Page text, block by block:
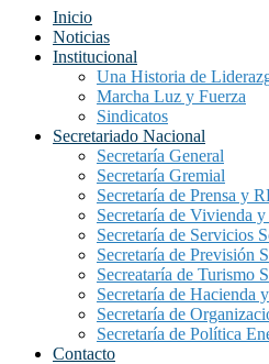
Inicio
Noticias
Institucional
Una Historia de
Marcha Luz y Fuerza
Sindicatos
Secretariado Nacional
Secretaría General
Secretaría Gremial
Secretaría de Prensa y
Secretaría de Vivienda
Secretaría de Servicios
Secretaría de Previsión
Secreataría de Turismo
Secretaría de Hacienda
Secretaría de
Secretaría de Política
Contacto